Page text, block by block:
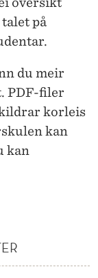
på
du meir
PDF-filer
korleis
kan
kan